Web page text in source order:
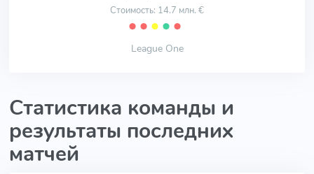
Стоимость: 14.7 млн. €
⬤ ⬤ ⬤ ⬤ ⬤
League One
Статистика команды и
результаты последних
матчей